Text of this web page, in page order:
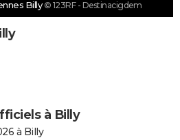
Billy © 123RF - Destinacigdem
à Billy
à Billy